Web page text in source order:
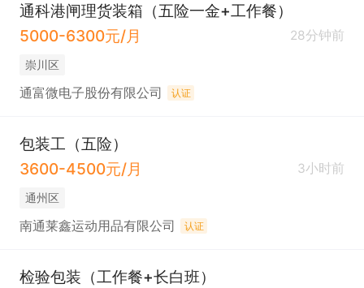
通科港闸理货装箱（五险一金+工作餐）
5000-6300元/月
28分钟前
崇川区
通富微电子股份有限公司 认证
包装工（五险）
3600-4500元/月
3小时前
通州区
南通莱鑫运动用品有限公司 认证
检验包装（工作餐+长白班）